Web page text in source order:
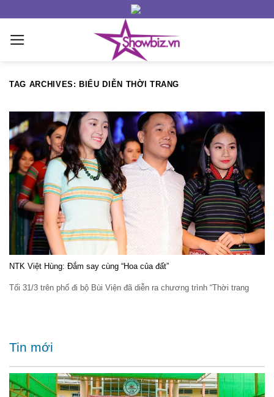
content
TAG ARCHIVES: BIỂU DIỄN THỜI TRANG
NTK Việt Hùng: Đắm say cùng “Hoa của đất”
Tối 31/3 trên phố đi bộ Bùi Viện đã diễn ra chương trình “Thời trang
Tin mới